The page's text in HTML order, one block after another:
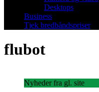
Desktops
Business
Tjek bredbåndspriser
flubot
Nyheder fra gl. site